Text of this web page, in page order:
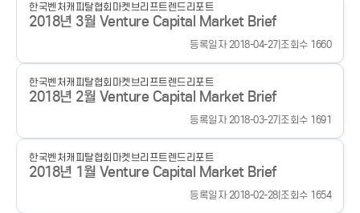
한국벤처캐피탈협회 마켓브리프트렌드리포트
2018년 3월 Venture Capital Market Brief
등록일자 2018-04-27| 조회수 1660
한국벤처캐피탈협회 마켓브리프트렌드리포트
2018년 2월 Venture Capital Market Brief
등록일자 2018-03-27| 조회수 1691
한국벤처캐피탈협회 마켓브리프트렌드리포트
2018년 1월 Venture Capital Market Brief
등록일자 2018-02-28| 조회수 1654